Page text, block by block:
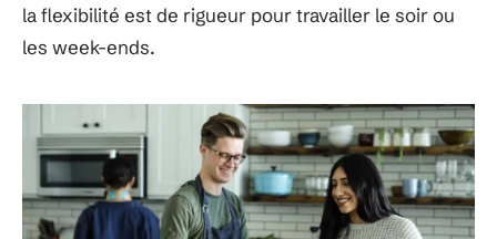
la flexibilité est de rigueur pour travailler le soir ou
les week-ends.